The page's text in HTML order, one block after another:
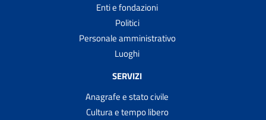
Enti e fondazioni
Politici
Personale amministrativo
Luoghi
SERVIZI
Anagrafe e stato civile
Cultura e tempo libero